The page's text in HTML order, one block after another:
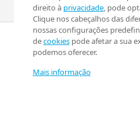
direito à privacidade, pode
Clique nos cabeçalhos das
nossas configurações
decookiespode afetar a sua
podemos oferecer.
Mais informação